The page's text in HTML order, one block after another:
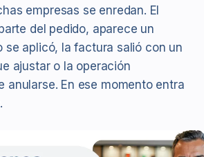
empresas se enredan. El
del pedido, aparece un
se aplicó, la factura salió con un
ajustar o la operación
anularse. En ese momento entra